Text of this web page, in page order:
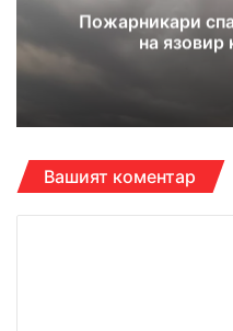
Пожарникари
на
Вашият коментар